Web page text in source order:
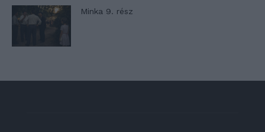
Minka 9. rész